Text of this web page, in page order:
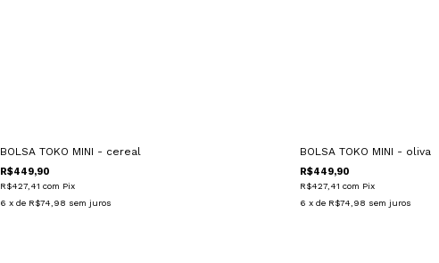
BOLSA TOKO MINI - cereal
R$449,90
R$427,41 com Pix
6 x de R$74,98 sem juros
BOLSA TOKO MINI - oliva
R$449,90
R$427,41 com Pix
6 x de R$74,98 sem juros